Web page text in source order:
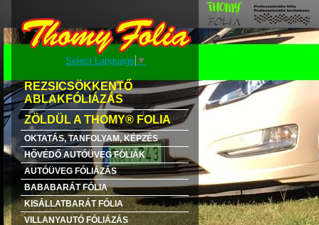
Select Language ▼
REZSICSÖKKENTŐ
ABLAKFÓLIÁZÁS
ZÖLDÜL A THOMY® FOLIA
OKTATÁS, TANFOLYAM, KÉPZÉS
HŐVÉDŐ AUTÓÜVEG FÓLIÁK
AUTÓÜVEG FÓLIÁZÁS
BABABARÁT FÓLIA
KISÁLLATBARÁT FÓLIA
VILLANYAUTÓ FÓLIÁZÁS